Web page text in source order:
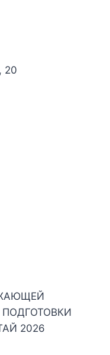
20
2026